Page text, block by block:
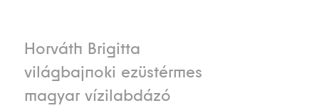
Horváth Brigitta
világbajnoki ezüstérmes
magyar vízilabdázó